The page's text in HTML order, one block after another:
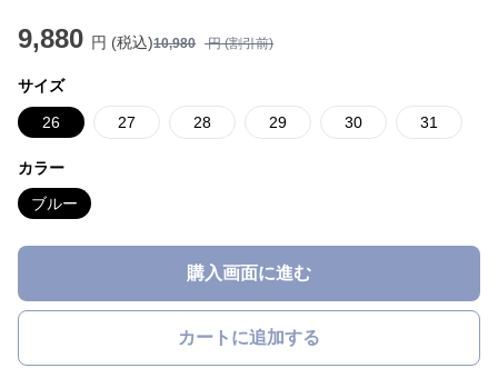
9,880 円 (税込)10,980 円 (割引前)
サイズ
26 27 28 29 30 31
カラー
ブルー
購入画面に進む
カートに追加する